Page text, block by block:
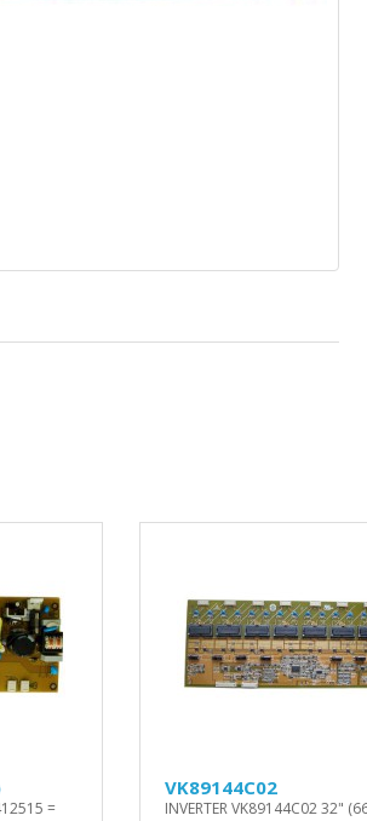
=
VK89144C02
INVERTER VK89144C02 32"